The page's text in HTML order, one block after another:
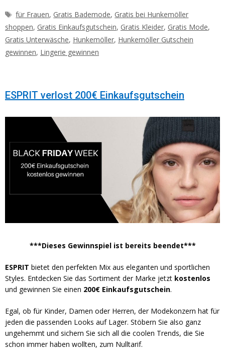
Schlagwörter
für Frauen, Gratis Bademode, Gratis bei Hunkemöller
shoppen, Gratis Einkaufsgutschein, Gratis Kleider, Gratis Mode,
Gratis Unterwäsche, Hunkemöller, Hunkemöller Gutschein
gewinnen, Lingerie gewinnen
ESPRIT verlost 200€ Einkaufsgutschein
***Dieses Gewinnspiel ist bereits beendet***
ESPRIT bietet den perfekten Mix aus eleganten und sportlichen
Styles. Entdecken Sie das Sortiment der Marke jetzt kostenlos
und gewinnen Sie einen 200€ Einkaufsgutschein.
Egal, ob für Kinder, Damen oder Herren, der Modekonzern hat für
jeden die passenden Looks auf Lager. Stöbern Sie also ganz
ungehemmt und sichern Sie sich all die coolen Trends, die Sie
schon immer haben wollten, zum Nulltarif.